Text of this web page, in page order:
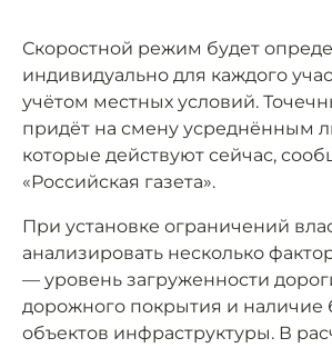
Скоростной режим будет
индивидуально для каждого
учётом местных условий.
придёт на смену усреднённым
которые действуют сейчас,
«Российская газета».
При установке ограничений
анализировать несколько
— уровень загруженности
дорожного покрытия и
объектов инфраструктуры. В